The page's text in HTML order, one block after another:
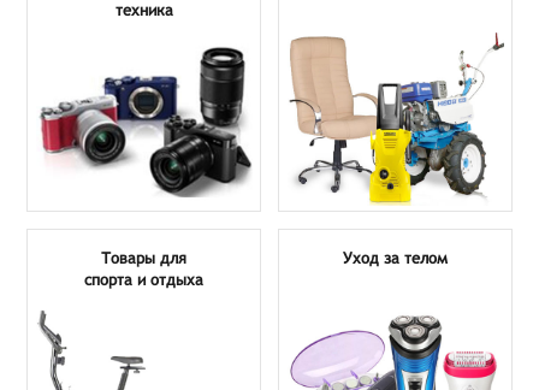
техника
Товары для
спорта и отдыха
Уход за телом